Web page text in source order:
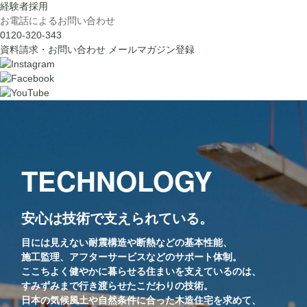
経験者採用
お電話によるお問い合わせ
0120-320-343
資料請求・お問い合わせ メールマガジン登録
TECHNOLOGY
安心は技術で支えられている。
目には見えない耐震構造や断熱などの基本性能、
施工監理、アフターサービスなどのサポート体制。
ここちよく健やかに暮らせる住まいを支えているのは、
すみずみまで行き渡らせたこだわりの技術。
日本の気候風土や自然条件に合った木造住宅を求めて、